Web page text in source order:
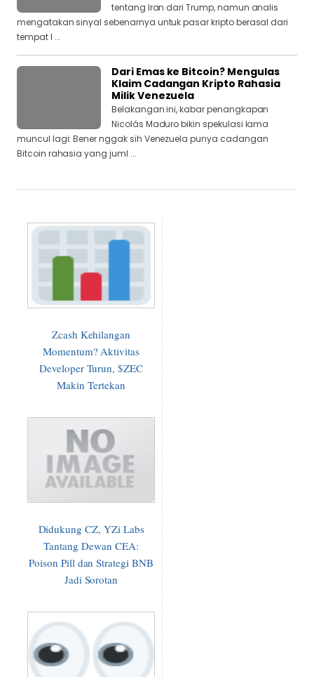
tentang Iran dari Trump, namun analis
mengatakan sinyal sebenarnya untuk pasar kripto berasal dari
tempat l ...
Dari Emas ke Bitcoin? Mengulas
Klaim Cadangan Kripto Rahasia
Milik Venezuela
Belakangan ini, kabar penangkapan
Nicolás Maduro bikin spekulasi lama
muncul lagi: Bener nggak sih Venezuela punya cadangan
Bitcoin rahasia yang juml ...
Zcash Kehilangan
Momentum? Aktivitas
Developer Turun, $ZEC
Makin Tertekan
Didukung CZ, YZi Labs
Tantang Dewan CEA:
Poison Pill dan Strategi BNB
Jadi Sorotan